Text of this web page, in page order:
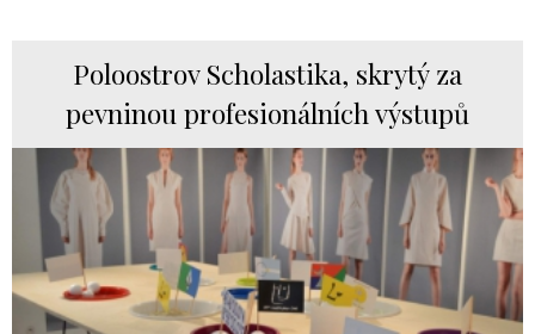
Poloostrov Scholastika, skrytý za
pevninou profesionálních výstupů